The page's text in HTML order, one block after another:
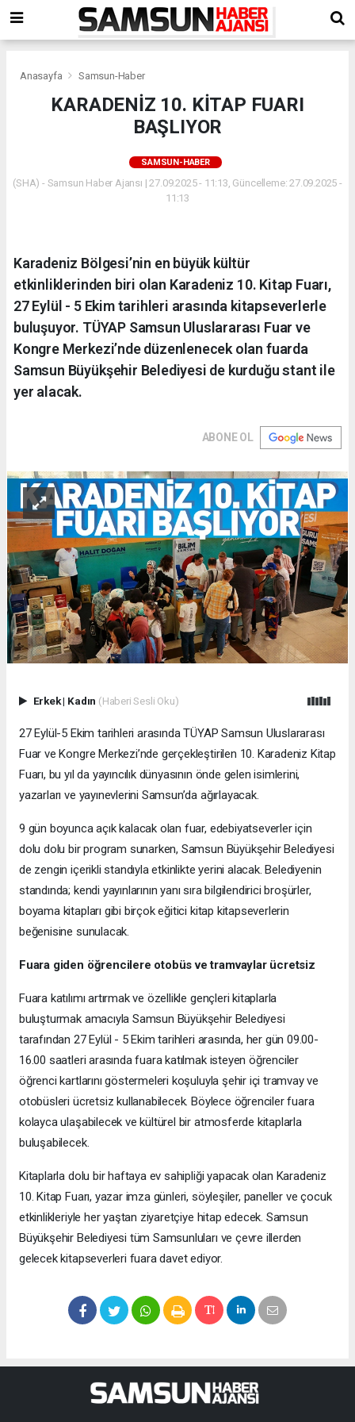
Anasayfa Samsun-Haber
KARADENİZ 10. KİTAP FUARI
BAŞLIYOR
SAMSUN-HABER
(SHA) - Samsun Haber Ajansı | 27.09.2025 - 11:13, Güncelleme: 27.09.2025 -
11:13
Karadeniz Bölgesi’nin en büyük kültür
etkinliklerinden biri olan Karadeniz 10. Kitap Fuarı,
27 Eylül - 5 Ekim tarihleri arasında kitapseverlerle
buluşuyor. TÜYAP Samsun Uluslararası Fuar ve
Kongre Merkezi’nde düzenlenecek olan fuarda
Samsun Büyükşehir Belediyesi de kurduğu stant ile
yer alacak.
ABONE OL
Erkek| Kadın (Haberi Sesli Oku)
27 Eylül-5 Ekim tarihleri arasında TÜYAP Samsun Uluslararası
Fuar ve Kongre Merkezi’nde gerçekleştirilen 10. Karadeniz Kitap
Fuarı, bu yıl da yayıncılık dünyasının önde gelen isimlerini,
yazarları ve yayınevlerini Samsun’da ağırlayacak.
9 gün boyunca açık kalacak olan fuar, edebiyatseverler için
dolu dolu bir program sunarken, Samsun Büyükşehir Belediyesi
de zengin içerikli standıyla etkinlikte yerini alacak. Belediyenin
standında; kendi yayınlarının yanı sıra bilgilendirici broşürler,
boyama kitapları gibi birçok eğitici kitap kitapseverlerin
beğenisine sunulacak.
Fuara giden öğrencilere otobüs ve tramvaylar ücretsiz
Fuara katılımı artırmak ve özellikle gençleri kitaplarla
buluşturmak amacıyla Samsun Büyükşehir Belediyesi
tarafından 27 Eylül - 5 Ekim tarihleri arasında, her gün 09.00-
16.00 saatleri arasında fuara katılmak isteyen öğrenciler
öğrenci kartlarını göstermeleri koşuluyla şehir içi tramvay ve
otobüsleri ücretsiz kullanabilecek. Böylece öğrenciler fuara
kolayca ulaşabilecek ve kültürel bir atmosferde kitaplarla
buluşabilecek.
Kitaplarla dolu bir haftaya ev sahipliği yapacak olan Karadeniz
10. Kitap Fuarı, yazar imza günleri, söyleşiler, paneller ve çocuk
etkinlikleriyle her yaştan ziyaretçiye hitap edecek. Samsun
Büyükşehir Belediyesi tüm Samsunluları ve çevre illerden
gelecek kitapseverleri fuara davet ediyor.